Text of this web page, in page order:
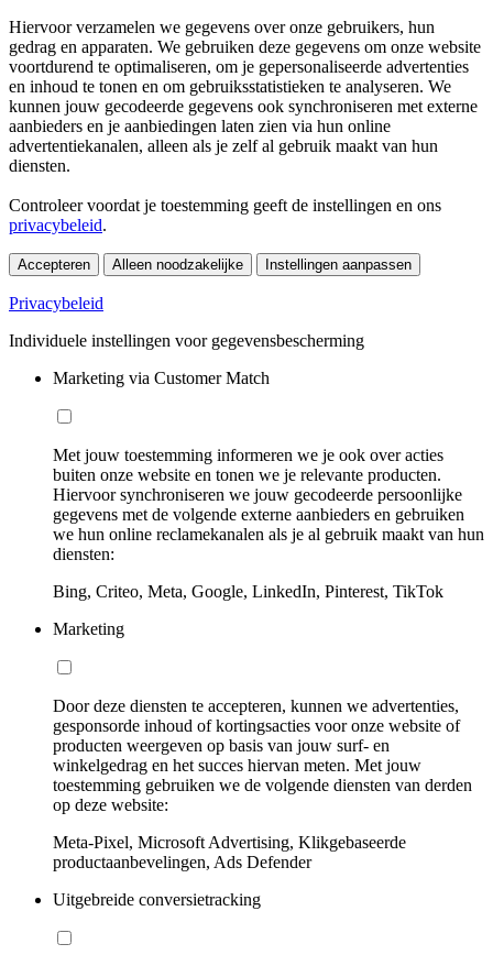
Hiervoor verzamelen we gegevens over onze gebruikers, hun
gedrag en apparaten. We gebruiken deze gegevens om onze website
voortdurend te optimaliseren, om je gepersonaliseerde advertenties
en inhoud te tonen en om gebruiksstatistieken te analyseren. We
kunnen jouw gecodeerde gegevens ook synchroniseren met externe
aanbieders en je aanbiedingen laten zien via hun online
advertentiekanalen, alleen als je zelf al gebruik maakt van hun
diensten.
Controleer voordat je toestemming geeft de instellingen en ons
privacybeleid.
Accepteren Alleen noodzakelijke Instellingen aanpassen
Privacybeleid
Individuele instellingen voor gegevensbescherming
Marketing via Customer Match
Met jouw toestemming informeren we je ook over acties
buiten onze website en tonen we je relevante producten.
Hiervoor synchroniseren we jouw gecodeerde persoonlijke
gegevens met de volgende externe aanbieders en gebruiken
we hun online reclamekanalen als je al gebruik maakt van hun
diensten:
Bing, Criteo, Meta, Google, LinkedIn, Pinterest, TikTok
Marketing
Door deze diensten te accepteren, kunnen we advertenties,
gesponsorde inhoud of kortingsacties voor onze website of
producten weergeven op basis van jouw surf- en
winkelgedrag en het succes hiervan meten. Met jouw
toestemming gebruiken we de volgende diensten van derden
op deze website:
Meta-Pixel, Microsoft Advertising, Klikgebaseerde
productaanbevelingen, Ads Defender
Uitgebreide conversietracking